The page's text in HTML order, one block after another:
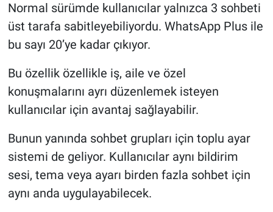
Normal sürümde kullanıcılar yalnızca 3 sohbeti
üst tarafa sabitleyebiliyordu. WhatsApp Plus ile
bu sayı 20’ye kadar çıkıyor.
Bu özellik özellikle iş, aile ve özel
konuşmalarını ayrı düzenlemek isteyen
kullanıcılar için avantaj sağlayabilir.
Bunun yanında sohbet grupları için toplu ayar
sistemi de geliyor. Kullanıcılar aynı bildirim
sesi, tema veya ayarı birden fazla sohbet için
aynı anda uygulayabilecek.